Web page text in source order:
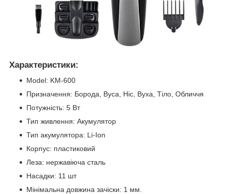
Характеристики:
Model: KM-600
Призначення: Борода, Вуса, Ніс, Вуха, Тіло, Обличчя
Потужність: 5 Вт
Тип живлення: Акумулятор
Тип акумулятора: Li-Ion
Корпус: пластиковий
Леза: нержавіюча сталь
Насадки: 11 шт
Мінімальна довжина зачіски: 1 мм.